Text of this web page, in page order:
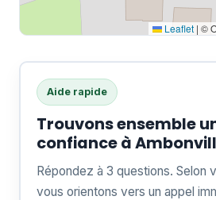
Leaflet | ©
Aide rapide
Trouvons ensemble
confiance à
Répondez à 3 questions. Selon
vous orientons vers un appel